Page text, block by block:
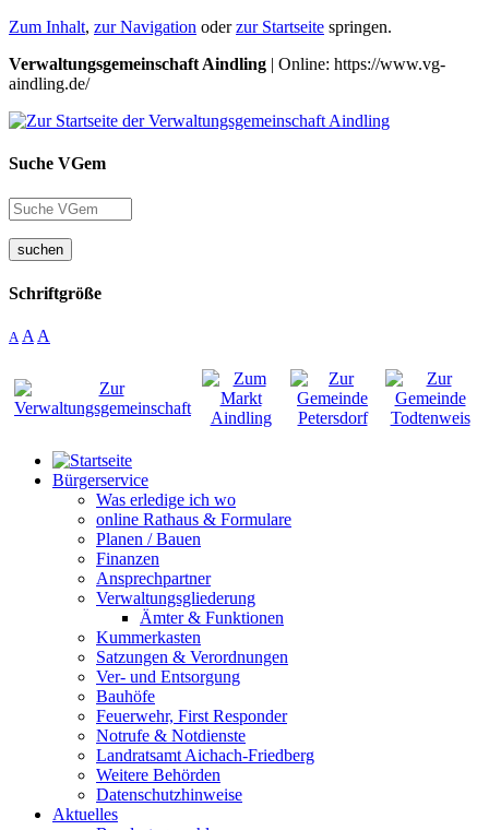
Zum Inhalt, zur Navigation oderzur Startseite springen.
Verwaltungsgemeinschaft Aindling | Online: https://www.vg-
aindling.de/
Suche VGem
suchen
Schriftgröße
A A A
Bürgerservice
Was erledige ich wo
online Rathaus & Formulare
Planen / Bauen
Finanzen
Ansprechpartner
Verwaltungsgliederung
Ämter & Funktionen
Kummerkasten
Satzungen & Verordnungen
Ver- und Entsorgung
Bauhöfe
Feuerwehr, First Responder
Notrufe & Notdienste
Landratsamt Aichach-Friedberg
Weitere Behörden
Datenschutzhinweise
Aktuelles